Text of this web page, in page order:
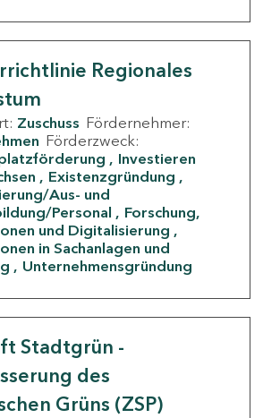
Regionales
Zuschuss Fördernehmer:
Förderzweck:
Investieren
Existenzgründung
Aus- und
Personal
Forschung,
und Digitalisierung
in Sachanlagen und
Unternehmensgründung
Stadtgrün -
des
Grüns (ZSP)